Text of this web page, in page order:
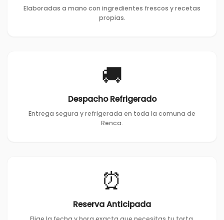
Elaboradas a mano con ingredientes frescos y recetas
propias.
🚚
Despacho Refrigerado
Entrega segura y refrigerada en toda la comuna de
Renca.
⏰
Reserva Anticipada